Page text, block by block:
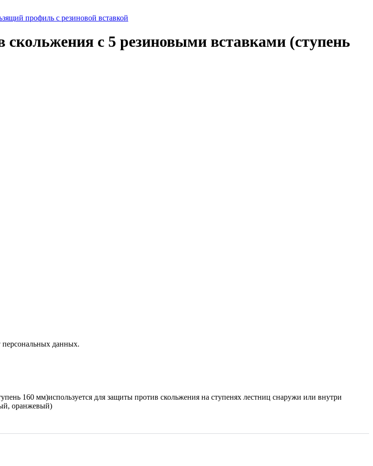
профиль с резиновой вставкой
с 5 резиновыми вставками (ступень
персональных данных.
160 мм)используется для защиты против скольжения на ступенях лестниц снаружи или внутри
оранжевый)